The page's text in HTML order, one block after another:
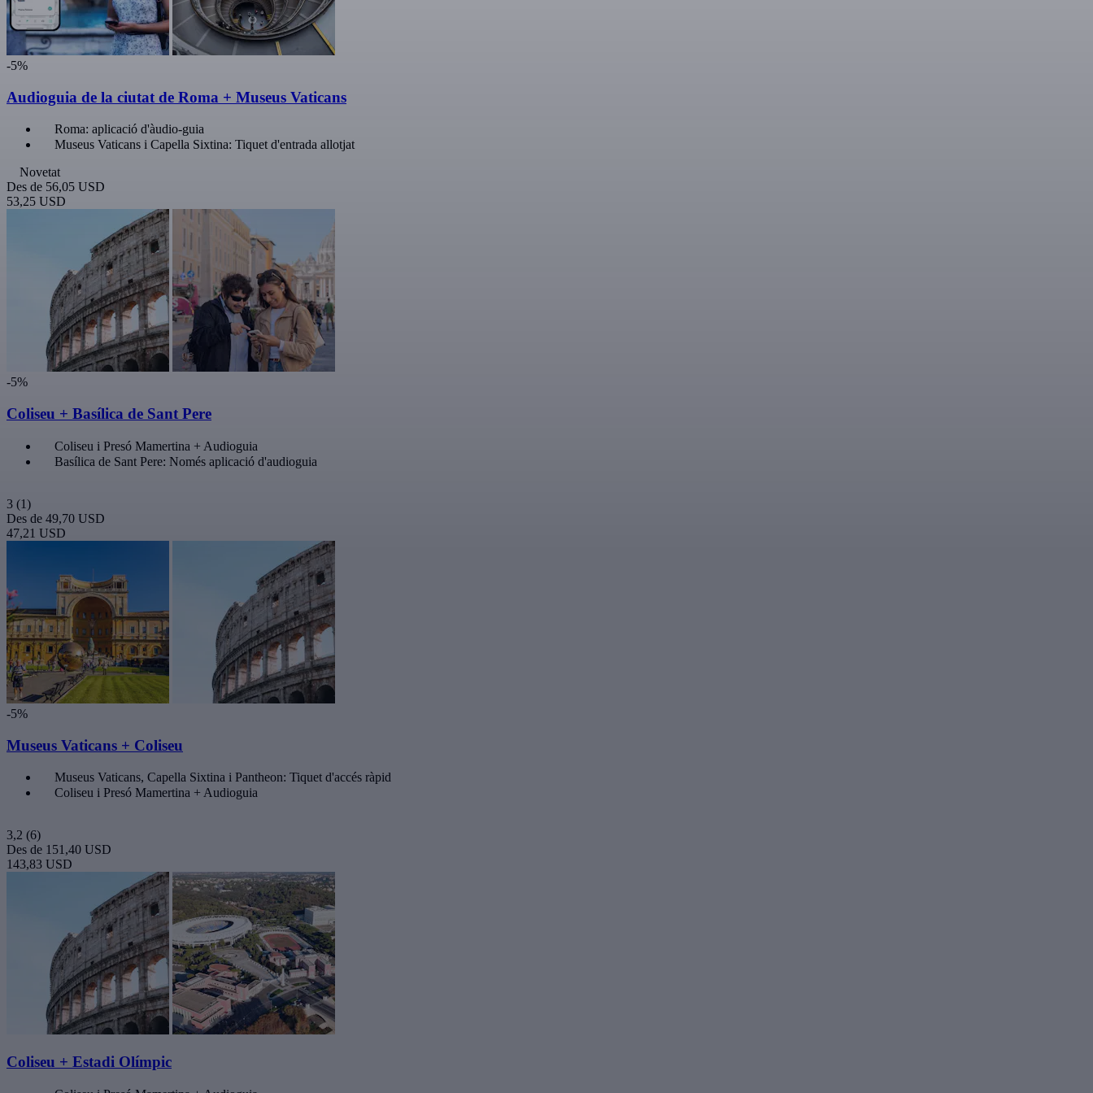
-5%
Audioguia de la ciutat de Roma + Museus Vaticans
Roma: aplicació d'àudio-guia
Museus Vaticans i Capella Sixtina: Tiquet d'entrada allotjat
Novetat
Des de 56,05 USD
53,25 USD
-5%
Coliseu + Basílica de Sant Pere
Coliseu i Presó Mamertina + Audioguia
Basílica de Sant Pere: Només aplicació d'audioguia
3 (1)
Des de 49,70 USD
47,21 USD
-5%
Museus Vaticans + Coliseu
Museus Vaticans, Capella Sixtina i Pantheon: Tiquet d'accés ràpid
Coliseu i Presó Mamertina + Audioguia
3,2 (6)
Des de 151,40 USD
143,83 USD
Coliseu + Estadi Olímpic